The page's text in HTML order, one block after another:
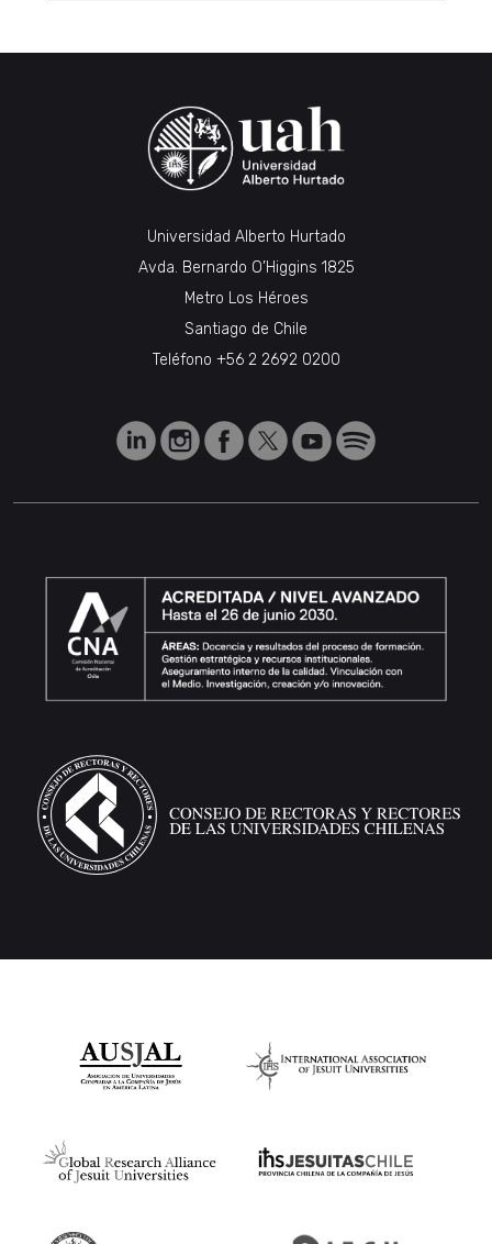
Universidad Alberto Hurtado
Avda. Bernardo O’Higgins 1825
Metro Los Héroes
Santiago de Chile
Teléfono +56 2 2692 0200